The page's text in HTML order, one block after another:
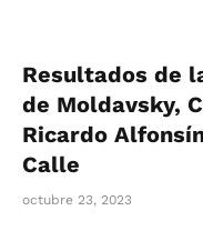
Resultados de
de Moldavsky,
Ricardo
Calle
octubre 23, 2023